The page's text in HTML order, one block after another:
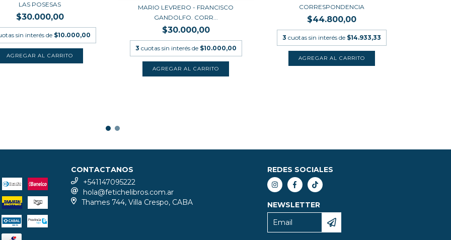
LAS POSESAS
$30.000,00
sin interés de $10.000,00
MARIO LEVRERO - FRANCISCO
GANDOLFO. CORR...
$30.000,00
3 cuotas sin interés de $10.000,00
CORRESPONDENCIA
$44.800,00
3 cuotas sin interés de $14.933,33
CONTACTANOS
+541147095222
hola@fetichelibros.com.ar
Thames 744, Villa Crespo, CABA
REDES SOCIALES
NEWSLETTER